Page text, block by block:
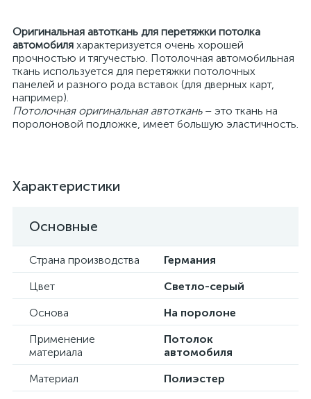
Оригинальная автоткань для перетяжки потолка
автомобиля характеризуется очень хорошей
прочностью и тягучестью. Потолочная автомобильная
ткань используется для перетяжки потолочных
панелей и разного рода вставок (для дверных карт,
например).
Потолочная оригинальная автоткань– это ткань на
поролоновой подложке, имеет большую эластичность.
Характеристики
Основные
Страна производства
Германия
Цвет
Светло-серый
Основа
На поролоне
Применение
материала
Потолок
автомобиля
Материал
Полиэстер